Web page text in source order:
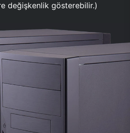
değişkenlik gösterebilir.)